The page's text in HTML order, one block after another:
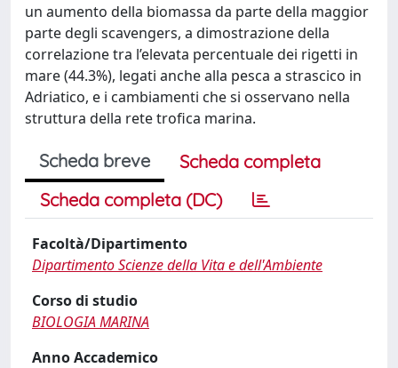
un aumento della biomassa da parte della maggior
parte degli scavengers, a dimostrazione della
correlazione tra l’elevata percentuale dei rigetti in
mare (44.3%), legati anche alla pesca a strascico in
Adriatico, e i cambiamenti che si osservano nella
struttura della rete trofica marina.
Scheda breve
Scheda completa
Scheda completa (DC)
Facoltà/Dipartimento
Dipartimento Scienze della Vita e dell'Ambiente
Corso di studio
BIOLOGIA MARINA
Anno Accademico